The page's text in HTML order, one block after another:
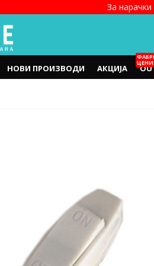
За
НОВИ ПРОИЗВОДИ АКЦИЈА
ЦЕНИ